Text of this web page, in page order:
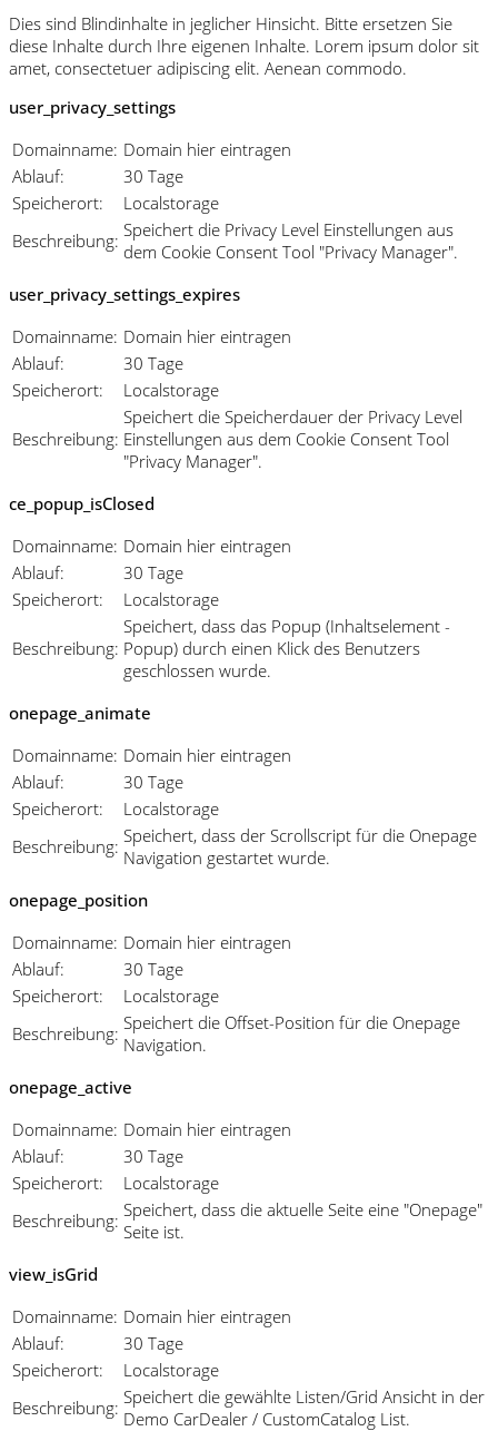
Dies sind Blindinhalte in jeglicher Hinsicht. Bitte ersetzen Sie
diese Inhalte durch Ihre eigenen Inhalte. Lorem ipsum dolor sit
amet, consectetuer adipiscing elit. Aenean commodo.
user_privacy_settings
Domainname: Domain hier eintragen
Ablauf:
30 Tage
Speicherort:
Localstorage
Beschreibung: Speichert die Privacy Level Einstellungen aus
dem Cookie Consent Tool "Privacy Manager".
user_privacy_settings_expires
Domainname: Domain hier eintragen
Ablauf:
30 Tage
Speicherort:
Localstorage
Beschreibung:
Speichert die Speicherdauer der Privacy Level
Einstellungen aus dem Cookie Consent Tool
"Privacy Manager".
ce_popup_isClosed
Domainname: Domain hier eintragen
Ablauf:
30 Tage
Speicherort:
Localstorage
Beschreibung:
Speichert, dass das Popup (Inhaltselement -
Popup) durch einen Klick des Benutzers
geschlossen wurde.
onepage_animate
Domainname: Domain hier eintragen
Ablauf:
30 Tage
Speicherort:
Localstorage
Beschreibung: Speichert, dass der Scrollscript für die Onepage
Navigation gestartet wurde.
onepage_position
Domainname: Domain hier eintragen
Ablauf:
30 Tage
Speicherort:
Localstorage
Beschreibung: Speichert die Offset-Position für die Onepage
Navigation.
onepage_active
Domainname: Domain hier eintragen
Ablauf:
30 Tage
Speicherort:
Localstorage
Beschreibung: Speichert, dass die aktuelle Seite eine "Onepage"
Seite ist.
view_isGrid
Domainname: Domain hier eintragen
Ablauf:
30 Tage
Speicherort:
Localstorage
Beschreibung: Speichert die gewählte Listen/Grid Ansicht in der
Demo CarDealer / CustomCatalog List.